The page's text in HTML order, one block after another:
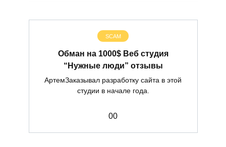
SCAM
Обман на 1000$ Веб студия
“Нужные люди” отзывы
АртемЗаказывал разработку сайта в этой
студии в начале года.
00